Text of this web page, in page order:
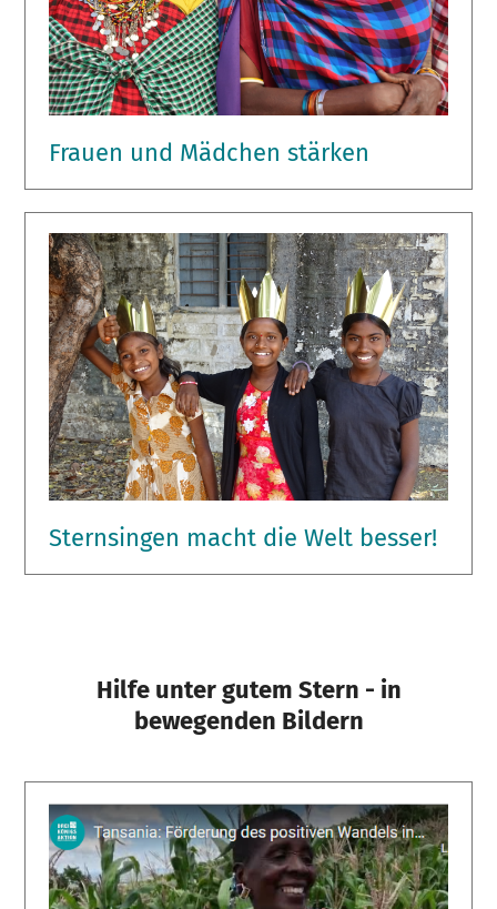
Frauen und Mädchen stärken
Sternsingen macht die Welt besser!
Hilfe unter gutem Stern - in
bewegenden Bildern